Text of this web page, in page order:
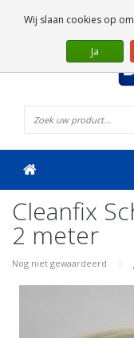
Cleanfix
2 meter
Nog niet gewaardeerd |
Wij slaan cookies op
Ja